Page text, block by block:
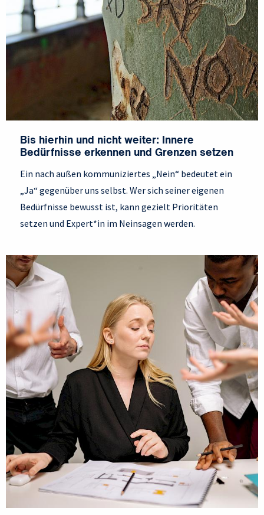
Bis hierhin und nicht weiter: Innere
Bedürfnisse erkennen und Grenzen setzen
Ein nach außen kommuniziertes „Nein“ bedeutet ein
„Ja“ gegenüber uns selbst. Wer sich seiner eigenen
Bedürfnisse bewusst ist, kann gezielt Prioritäten
setzen und Expert*in im Neinsagen werden.